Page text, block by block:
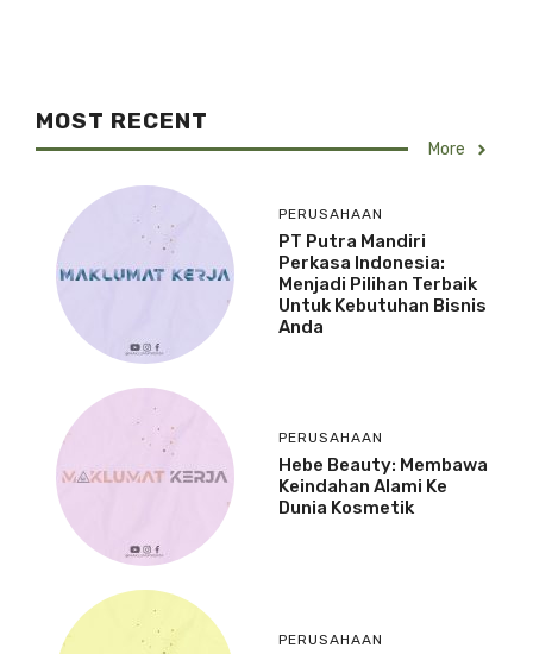
MOST RECENT
More
PERUSAHAAN
PT Putra Mandiri
Perkasa Indonesia:
Menjadi Pilihan Terbaik
Untuk Kebutuhan Bisnis
Anda
PERUSAHAAN
Hebe Beauty: Membawa
Keindahan Alami Ke
Dunia Kosmetik
PERUSAHAAN